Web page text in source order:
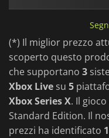
(*) Il miglior prezzo
scoperto questo
che supportano 3
Xbox Live su 5
Xbox Series X. Il
Standard Edition. Il
prezzi ha identificato